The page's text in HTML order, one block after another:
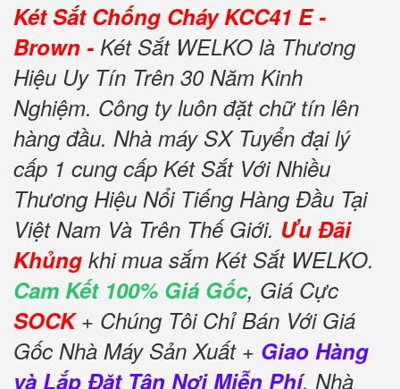
Két Sắt Chống Cháy KCC41 E -
Brown - Két Sắt WELKO là Thương
Hiệu Uy Tín Trên 30 Năm Kinh
Nghiệm. Công ty luôn đặt chữ tín lên
hàng đầu. Nhà máy SX Tuyển đại lý
cấp 1 cung cấp Két Sắt Với Nhiều
Thương Hiệu Nổi Tiếng Hàng Đầu Tại
Việt Nam Và Trên Thế Giới. Ưu Đãi
Khủng khi mua sắm Két Sắt WELKO.
Cam Kết 100% Giá Gốc, Giá Cực
SOCK+ Chúng Tôi Chỉ Bán Với Giá
Gốc Nhà Máy Sản Xuất + Giao Hàng
và Lắp Đặt Tận Nơi Miễn Phí. Nhà